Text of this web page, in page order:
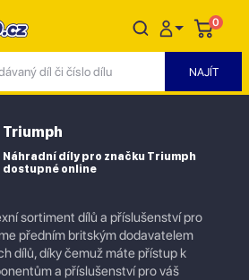
0
Triumph
Náhradní díly pro značku Triumph
dostupné online
sortiment dílů a příslušenství pro
předním britským dodavatelem
dílů, díky čemuž máte přístup k
a příslušenství pro váš